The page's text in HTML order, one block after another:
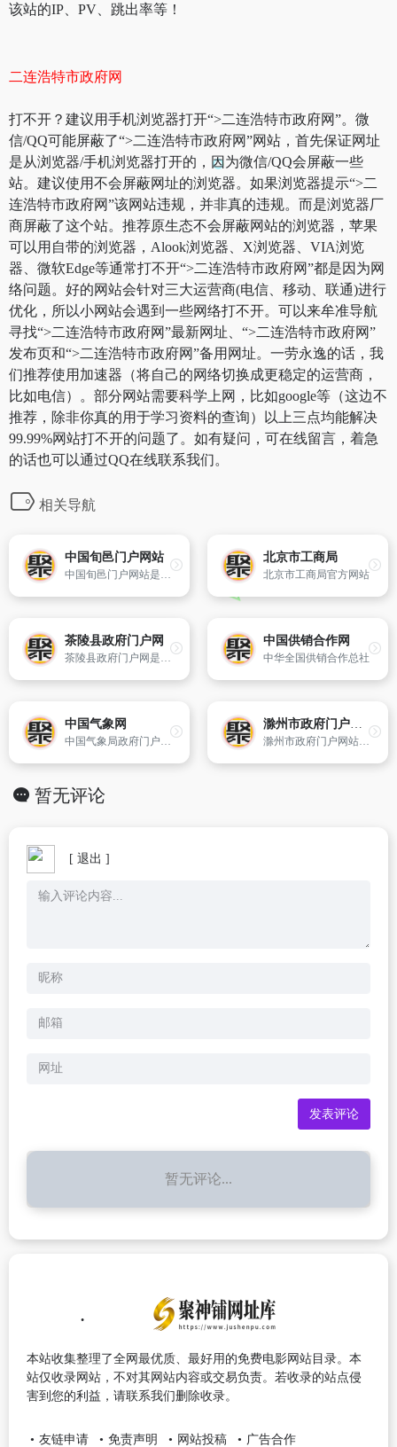
该站的IP、PV、跳出率等！
二连浩特市政府网
打不开？建议用手机浏览器打开“>二连浩特市政府网”。微
信/QQ可能屏蔽了“>二连浩特市政府网”网站，首先保证网址
是从浏览器/手机浏览器打开的，因为微信/QQ会屏蔽一些
站。建议使用不会屏蔽网址的浏览器。如果浏览器提示“>二
连浩特市政府网”该网站违规，并非真的违规。而是浏览器厂
商屏蔽了这个站。推荐原生态不会屏蔽网站的浏览器，苹果
可以用自带的浏览器，Alook浏览器、X浏览器、VIA浏览
器、微软Edge等通常打不开“>二连浩特市政府网”都是因为网
络问题。好的网站会针对三大运营商(电信、移动、联通)进行
优化，所以小网站会遇到一些网络打不开。可以来牟准导航
寻找“>二连浩特市政府网”最新网址、“>二连浩特市政府网”
发布页和“>二连浩特市政府网”备用网址。一劳永逸的话，我
们推荐使用加速器（将自己的网络切换成更稳定的运营商，
比如电信）。部分网站需要科学上网，比如google等（这边不
推荐，除非你真的用于学习资料的查询）以上三点均能解决
99.99%网站打不开的问题了。如有疑问，可在线留言，着急
的话也可以通过QQ在线联系我们。
相关导航
中国旬邑门户网站
中国旬邑门户网站是旬邑县政府部门集中对外发布政务信息和便民服务的网络平台,网站以宣传旬邑、服务本地经济社会发展和百姓生活为宗旨,多方位为企业、公众提供服务。
北京市工商局
北京市工商局官方网站
茶陵县政府门户网
茶陵县政府门户网是县政府在互联网上统一发布各类政务信息、提供网上服务的综合平台。网站内容包含茶陵县的概况、时讯、政务、经济以及公共服务等。
中国供销合作网
中华全国供销合作总社
中国气象网
中国气象局政府门户网站。
滁州市政府门户网站
滁州市政府门户网站是市政府发布政务信息、提供在线服务、与公众互动交流、履行职能、为民服务的重要窗口。网站汇集了滁州市各个方面的信息,针对不同的需求提供多方面的网上办事服务。
暂无评论
[ 退出 ]
暂无评论...
本站收集整理了全网最优质、最好用的免费电影网站目录。本
站仅收录网站，不对其网站内容或交易负责。若收录的站点侵
害到您的利益，请联系我们删除收录。
友链申请 免责声明 网站投稿 广告合作